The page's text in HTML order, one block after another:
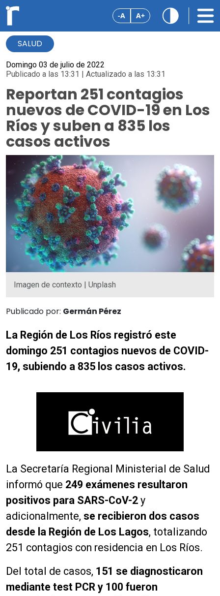
-A A+
SALUD
Domingo 03 de julio de 2022
Publicado a las 13:31 | Actualizado a las 13:31
Reportan 251 contagios
nuevos de COVID-19 en Los
Ríos y suben a 835 los
casos activos
Imagen de contexto | Unplash
Publicado por: Germán Pérez
La Región de Los Ríos registró este
domingo 251 contagios nuevos de COVID-
19, subiendo a 835 los casos activos.
La Secretaría Regional Ministerial de Salud
informó que 249 exámenes resultaron
positivos para SARS-CoV-2 y
adicionalmente, se recibieron dos casos
desde la Región de Los Lagos, totalizando
251 contagios con residencia en Los Ríos.
Del total de casos, 151 se diagnosticaron
mediante test PCR y 100 fueron